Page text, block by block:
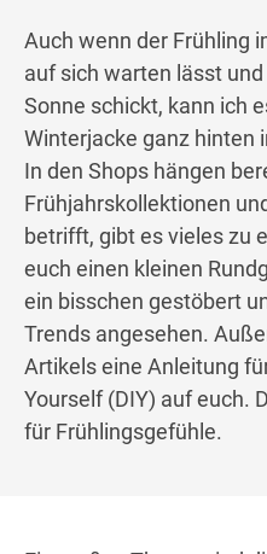
Auch wenn der Frühling
auf sich warten lässt
Sonne schickt, kann ich
Winterjacke ganz hinten
In den Shops hängen
Frühjahrskollektionen
betrifft, gibt es vieles zu
euch einen kleinen
ein bisschen gestöbert
Trends angesehen.
Artikels eine Anleitung
Yourself (DIY) auf euch.
für Frühlingsgefühle.